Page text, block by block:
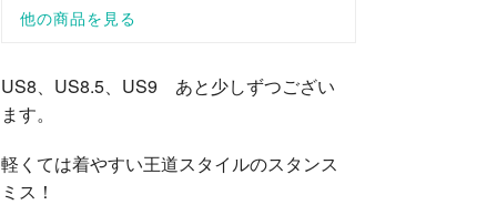
US8、US8.5、US9 あと少しずつござい
ます。
軽くては着やすい王道スタイルのスタンス
ミス！